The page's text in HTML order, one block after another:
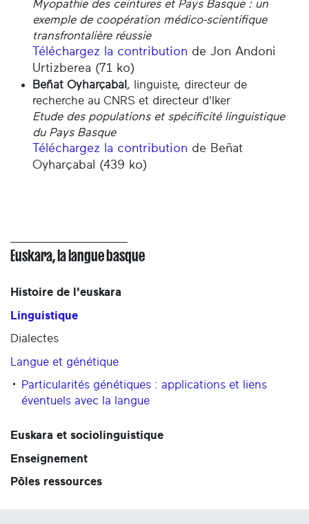
Myopathie des ceintures et Pays Basque : un
exemple de coopération médico-scientifique
transfrontalière réussie
Téléchargez la contribution de Jon Andoni
Urtizberea (71 ko)
Beñat Oyharçabal , linguiste, directeur de
recherche au CNRS et directeur d'Iker
Etude des populations et spécificité linguistique
du Pays Basque
Téléchargez la contribution de Beñat
Oyharçabal (439 ko)
Euskara, la langue basque
Histoire de l'euskara
Linguistique
Dialectes
Langue et génétique
Particularités génétiques : applications et liens
éventuels avec la langue
Euskara et sociolinguistique
Enseignement
Pôles ressources